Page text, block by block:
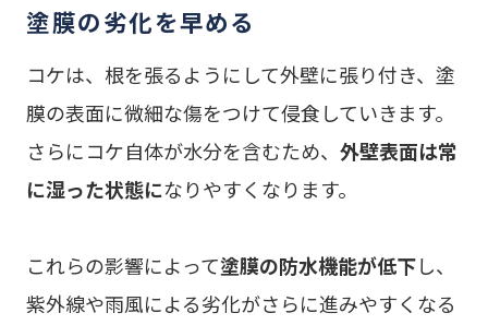
塗膜の劣化を早める
コケは、根を張るようにして外壁に張り付き、塗
膜の表面に微細な傷をつけて侵食していきます。
さらにコケ自体が水分を含むため、 外壁表面は常
に湿った状態になりやすくなります。
これらの影響によって塗膜の防水機能が低下し、
紫外線や雨風による劣化がさらに進みやすくなる